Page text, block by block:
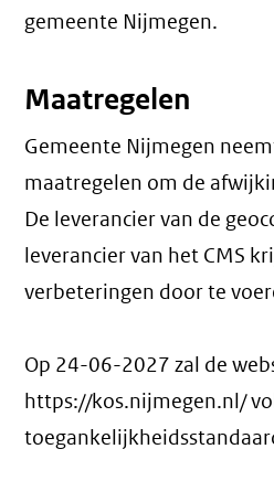
gemeente Nijmegen.
Maatregelen
Gemeente Nijmegen
maatregelen om de
De leverancier van de
leverancier van het CMS
verbeteringen door te
Op 24-06-2027 zal de
https://kos.nijmegen.nl/